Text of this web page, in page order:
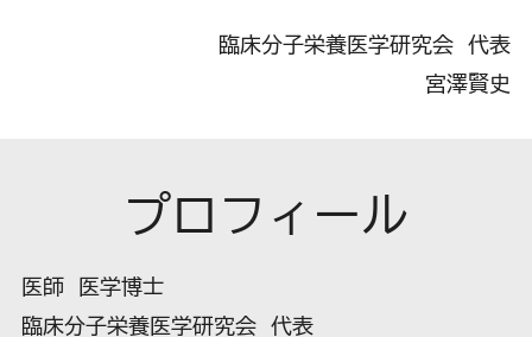
臨床分子栄養医学研究会 代表
宮澤賢史
プロフィール
医師 医学博士
臨床分子栄養医学研究会 代表